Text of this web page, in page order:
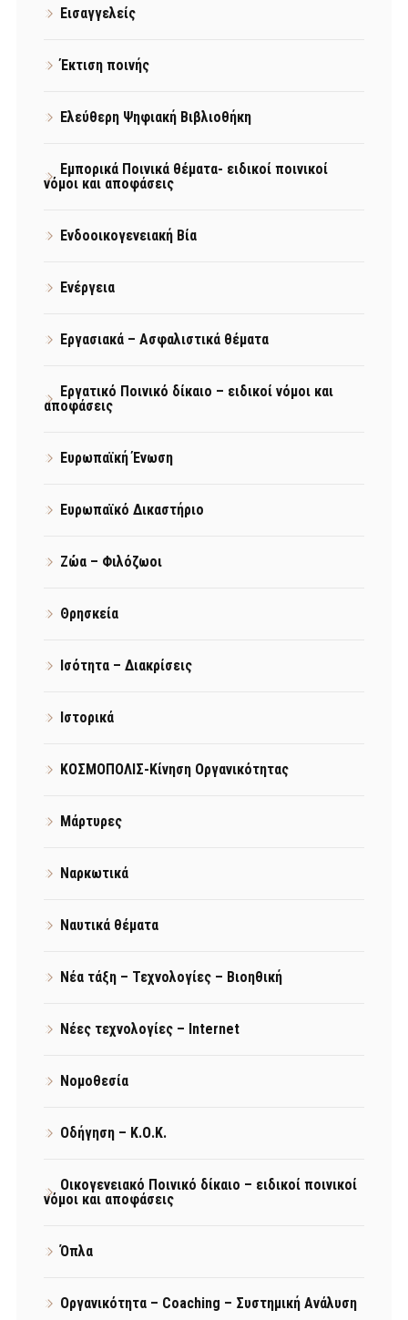
Εισαγγελείς
Έκτιση ποινής
Ελεύθερη Ψηφιακή Βιβλιοθήκη
Εμπορικά Ποινικά θέματα- ειδικοί ποινικοί
νόμοι και αποφάσεις
Ενδοοικογενειακή Βία
Ενέργεια
Εργασιακά – Ασφαλιστικά θέματα
Εργατικό Ποινικό δίκαιο – ειδικοί νόμοι και
αποφάσεις
Ευρωπαϊκή Ένωση
Ευρωπαϊκό Δικαστήριο
Ζώα – Φιλόζωοι
Θρησκεία
Ισότητα – Διακρίσεις
Ιστορικά
ΚΟΣΜΟΠΟΛΙΣ-Κίνηση Οργανικότητας
Μάρτυρες
Ναρκωτικά
Ναυτικά θέματα
Νέα τάξη – Τεχνολογίες – Βιοηθική
Νέες τεχνολογίες – Internet
Νομοθεσία
Οδήγηση – Κ.Ο.Κ.
Οικογενειακό Ποινικό δίκαιο – ειδικοί ποινικοί
νόμοι και αποφάσεις
Όπλα
Οργανικότητα – Coaching – Συστημική Ανάλυση